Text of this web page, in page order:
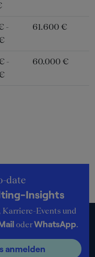
-
61.600 €
-
60.000 €
date
Insights
Events und
oderWhatsApp.
anmelden